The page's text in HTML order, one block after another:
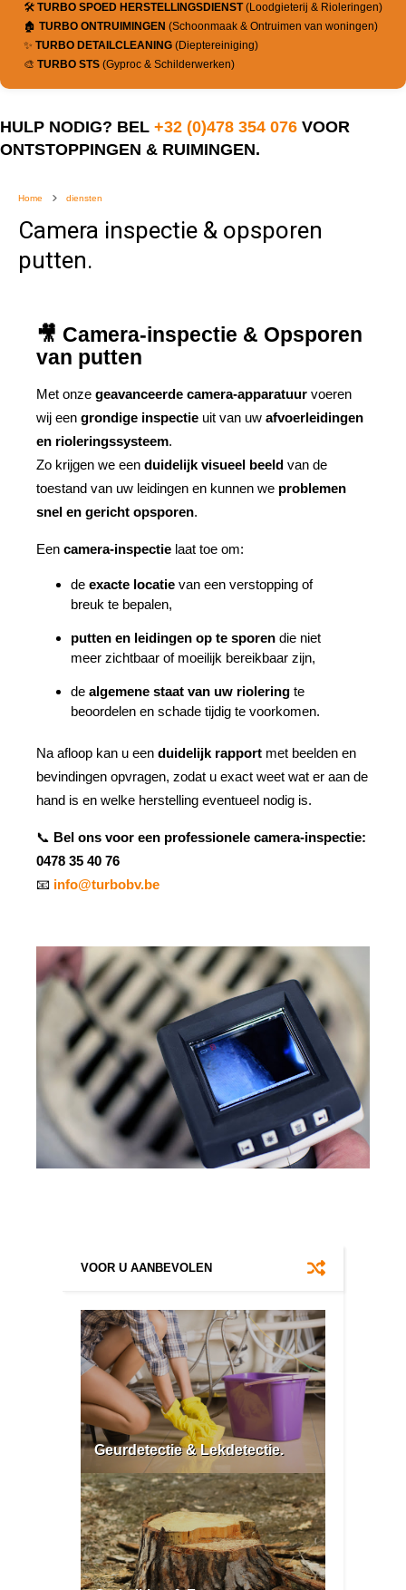
🛠️ TURBO SPOED HERSTELLINGSDIENST(Loodgieterij & Rioleringen)
🏚️ TURBO ONTRUIMINGEN (Schoonmaak & Ontruimen van woningen)
✨ TURBO DETAILCLEANING (Dieptereiniging)
🎨 TURBO STS (Gyproc & Schilderwerken)
HULP NODIG? BEL +32 (0)478 354 076 VOOR
ONTSTOPPINGEN & RUIMINGEN.
Home diensten
Camera inspectie & opsporen
putten.
🎥 Camera-inspectie & Opsporen
van putten
Met onzegeavanceerde camera-apparatuur voeren
wij eengrondige inspectie uit van uwafvoerleidingen
en rioleringssysteem.
Zo krijgen we eenduidelijk visueel beeld van de
toestand van uw leidingen en kunnen we problemen
snel en gericht opsporen.
Eencamera-inspectie laat toe om:
de exacte locatievan een verstopping of
breuk te bepalen,
putten en leidingen op te sporendie niet
meer zichtbaar of moeilijk bereikbaar zijn,
de algemene staat van uw rioleringte
beoordelen en schade tijdig te voorkomen.
Na afloop kan u eenduidelijk rapport met beelden en
bevindingen opvragen, zodat u exact weet wat er aan de
hand is en welke herstelling eventueel nodig is.
📞 Bel ons voor een professionele camera-inspectie:
0478 35 40 76
📧 info@turbobv.be
VOOR U AANBEVOLEN
Geurdetectie & Lekdetectie.